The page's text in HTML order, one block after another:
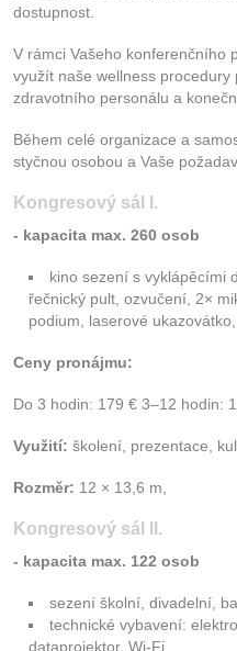
dostupnost.
V rámci Vašeho konferenčního
využít naše wellness
zdravotního personálu a
Během celé organizace a
styčnou osobou a Vaše
Kongresový sál I.
- kapacita max. 260 osob
kino sezení s vyklápěcími
řečnický pult, ozvučení, 2×
podium, laserové
Ceny pronájmu:
Do 3 hodin: 179 € 3–12 hodin:
Využití: školení, prezentace,
Rozměr: 12 × 13,6 m,
Kongresový sál II.
- kapacita max. 122 osob
sezení školní, divadelní,
technické vybavení:
dataprojektor, Wi-Fi